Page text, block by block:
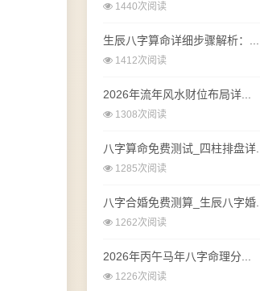
1440次阅读
生辰八字算命详细步骤解析：...
1412次阅读
2026年流年风水财位布局详...
1308次阅读
八字算命免费测试_四柱排盘详...
1285次阅读
八字合婚免费测算_生辰八字婚...
1262次阅读
2026年丙午马年八字命理分...
1226次阅读